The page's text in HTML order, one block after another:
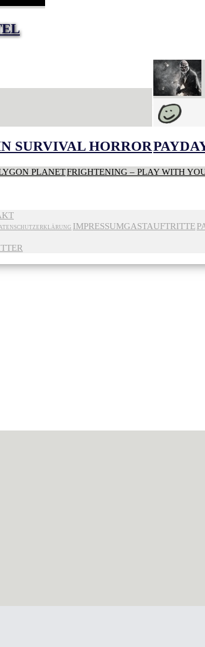
SURVIVAL HORROR
PLANETFRIGHTENING – PLAY WITH
IMPRESSUMGASTAUFTRITTE